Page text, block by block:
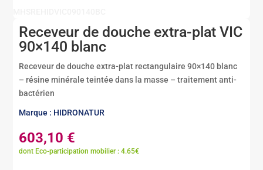
Receveur de douche extra-plat VIC
90×140 blanc
Receveur de douche extra-plat rectangulaire 90×140 blanc
– résine minérale teintée dans la masse – traitement anti-
bactérien
Marque : HIDRONATUR
603,10 €
dont Eco-participation mobilier : 4.65€